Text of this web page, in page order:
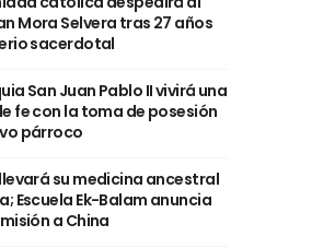
Mora Selvera tras 27 años
sacerdotal
San Juan Pablo II vivirá una
fe con la toma de posesión
párroco
su medicina ancestral
Escuela Ek-Balam anuncia
a China